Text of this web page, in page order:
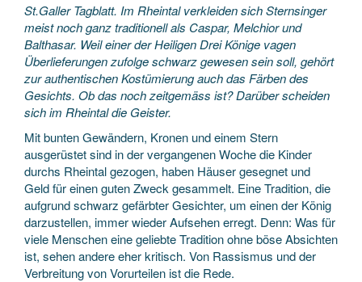
St.Galler Tagblatt. Im Rheintal verkleiden sich Sternsinger
meist noch ganz traditionell als Caspar, Melchior und
Balthasar. Weil einer der Heiligen Drei Könige vagen
Überlieferungen zufolge schwarz gewesen sein soll, gehört
zur authentischen Kostümierung auch das Färben des
Gesichts. Ob das noch zeitgemäss ist? Darüber scheiden
sich im Rheintal die Geister.
Mit bunten Gewändern, Kronen und einem Stern
ausgerüstet sind in der vergangenen Woche die Kinder
durchs Rheintal gezogen, haben Häuser gesegnet und
Geld für einen guten Zweck gesammelt. Eine Tradition, die
aufgrund schwarz gefärbter Gesichter, um einen der König
darzustellen, immer wieder Aufsehen erregt. Denn: Was für
viele Menschen eine geliebte Tradition ohne böse Absichten
ist, sehen andere eher kritisch. Von Rassismus und der
Verbreitung von Vorurteilen ist die Rede.